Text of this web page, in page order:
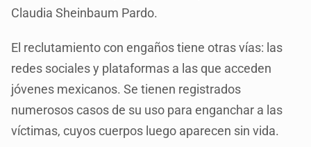
Claudia Sheinbaum Pardo.
El reclutamiento con engaños tiene otras vías: las
redes sociales y plataformas a las que acceden
jóvenes mexicanos. Se tienen registrados
numerosos casos de su uso para enganchar a las
víctimas, cuyos cuerpos luego aparecen sin vida.